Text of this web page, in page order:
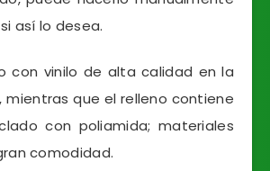
así lo desea.
con vinilo de alta calidad en la
mientras que el relleno contiene
con poliamida; materiales
comodidad.